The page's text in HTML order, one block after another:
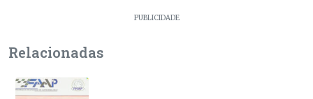
PUBLICIDADE
Relacionadas